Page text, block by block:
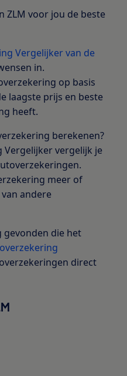
ZLM voor jou de beste
Vergelijker van de
in.
op basis
laagste prijs en beste
heeft.
berekenen?
Vergelijker vergelijk je
meer of
andere
gevonden die het
direct